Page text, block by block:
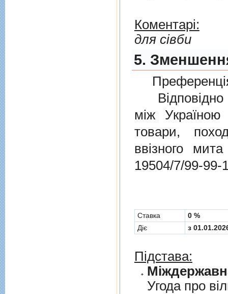
Коментарі:
для сівби
5.
Відповідно
мiж Україною
товари,
ввізного
19504/7/99-99-
Cтавка
0 %
Діє
з
Підстава:
Угода про